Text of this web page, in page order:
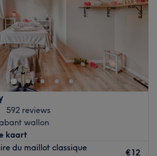
592 reviews
wallon
kaart
du maillot classique
€12